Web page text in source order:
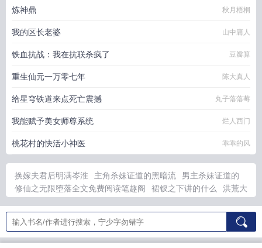
炼神鼎 秋月梧桐
我的区长老婆 山中庸人
铁血抗战：我在抗联杀疯了 豆瓣算
重生仙元一万零七年 陈大真人
给星穹铁道来点死亡震撼 丸子落落莓
我能赋予美女师尊系统 烂人西门
桃花村的快活小神医 乖乖的风
换嫁夫君后明满岑淮 主角杀妹证道的黑暗流
男主杀妹证道的
修仙之无限堕落全文免费阅读笔趣阁
裙钗之下讲的什么
洪荒大
面孔by恒久
换嫁夫君竟对我情有独钟 换嫁千年
无限禽兽修仙
录是在什么网站
无限修仙全文阅读
无限禽兽修仙者全集免费资
源
征战洪荒 绑定了6个系统全文 裙钗之战卷五 情敌归宿 绑定